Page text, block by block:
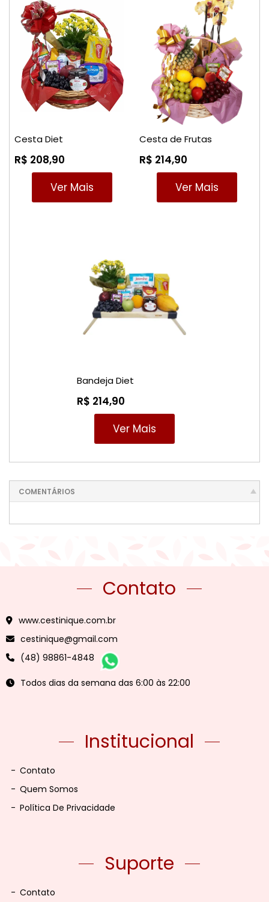
Cesta Diet
R$ 208,90
Ver Mais
Cesta de Frutas
R$ 214,90
Ver Mais
Bandeja Diet
R$ 214,90
Ver Mais
COMENTÁRIOS
Contato
www.cestinique.com.br
cestinique@gmail.com
(48) 98861-4848
Todos dias da semana das 6:00 às 22:00
Institucional
- Contato
- Quem Somos
- Política De Privacidade
Suporte
- Contato